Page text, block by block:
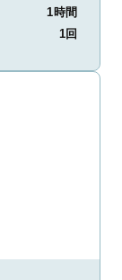
1時間
1回